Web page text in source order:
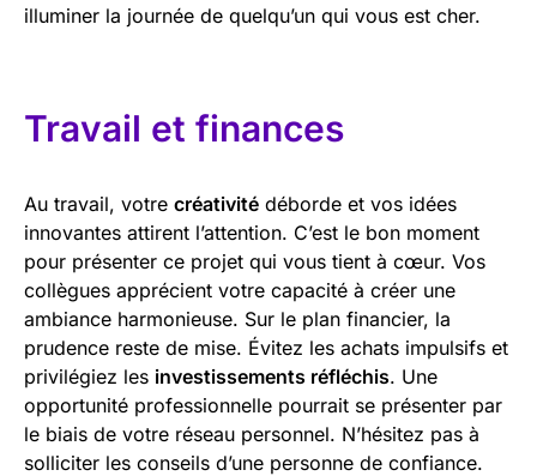
illuminer la journée de quelqu’un qui vous est cher.
Travail et finances
Au travail, votre créativité déborde et vos idées
innovantes attirent l’attention. C’est le bon moment
pour présenter ce projet qui vous tient à cœur. Vos
collègues apprécient votre capacité à créer une
ambiance harmonieuse. Sur le plan financier, la
prudence reste de mise. Évitez les achats impulsifs et
privilégiez les investissements réfléchis. Une
opportunité professionnelle pourrait se présenter par
le biais de votre réseau personnel. N’hésitez pas à
solliciter les conseils d’une personne de confiance.